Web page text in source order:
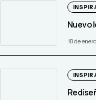
Nuevo
18 de